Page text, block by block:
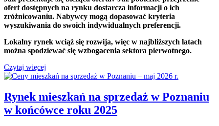
ofert dostępnych na rynku dostarcza informacji o ich
zróżnicowaniu. Nabywcy mogą dopasować kryteria
wyszukiwania do swoich indywidualnych preferencji.
Lokalny rynek wciąż się rozwija, więc w najbliższych latach
można spodziewać się wzbogacenia sektora pierwotnego.
Czytaj więcej
Rynek mieszkań na sprzedaż w Poznaniu
w końcówce roku 2025